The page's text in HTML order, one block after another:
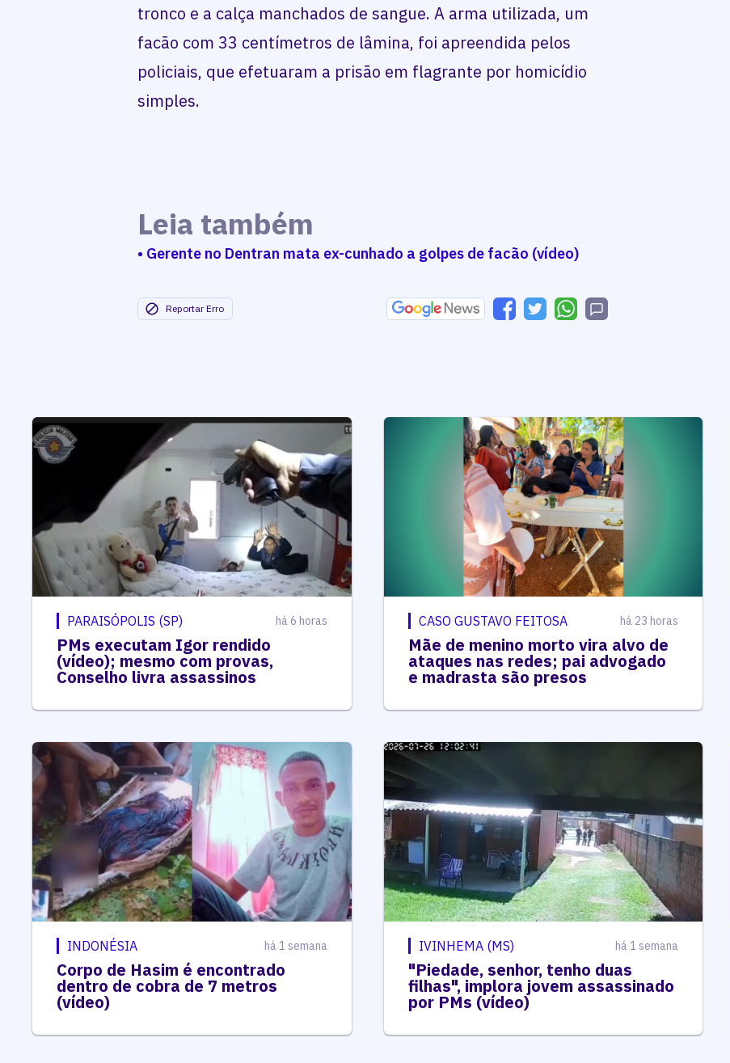
tronco e a calça manchados de sangue. A arma utilizada, um
facão com 33 centímetros de lâmina, foi apreendida pelos
policiais, que efetuaram a prisão em flagrante por homicídio
simples.
Leia também
• Gerente no Dentran mata ex-cunhado a golpes de facão (vídeo)
Reportar Erro
PARAISÓPOLIS (SP) há 6 horas
PMs executam Igor rendido
(vídeo); mesmo com provas,
Conselho livra assassinos
CASO GUSTAVO FEITOSA há 23 horas
Mãe de menino morto vira alvo de
ataques nas redes; pai advogado
e madrasta são presos
INDONÉSIA há 1 semana
Corpo de Hasim é encontrado
dentro de cobra de 7 metros
(vídeo)
IVINHEMA (MS) há 1 semana
"Piedade, senhor, tenho duas
filhas", implora jovem assassinado
por PMs (vídeo)